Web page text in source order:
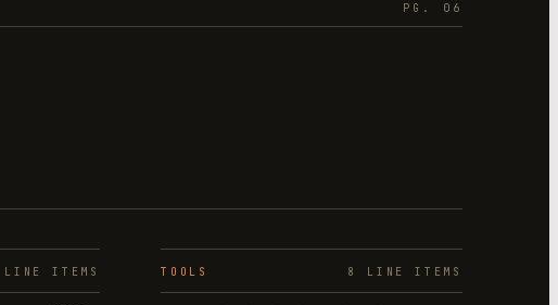
PG. 06
LINE ITEM S TOOLS 8 LINE ITEM S